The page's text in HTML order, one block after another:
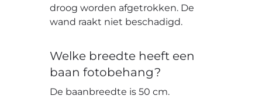
droog worden afgetrokken. De
wand raakt niet beschadigd.
Welke breedte heeft een
baan fotobehang?
De baanbreedte is 50 cm.